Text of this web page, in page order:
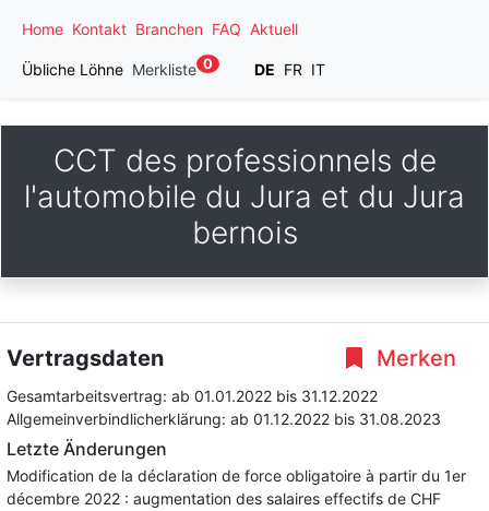
Home Kontakt Branchen FAQ Aktuell
Übliche Löhne Merkliste 0 DE FR IT
CCT des professionnels de
l'automobile du Jura et du Jura
bernois
Merken
Vertragsdaten
Gesamtarbeitsvertrag: ab 01.01.2022 bis 31.12.2022
Allgemeinverbindlicherklärung: ab 01.12.2022 bis 31.08.2023
Letzte Änderungen
Modification de la déclaration de force obligatoire à partir du 1er
décembre 2022 : augmentation des salaires effectifs de CHF